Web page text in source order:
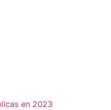
en 2023